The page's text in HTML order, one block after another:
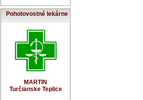
Pohotovostné lekárne
MARTIN
Turčianske Teplice